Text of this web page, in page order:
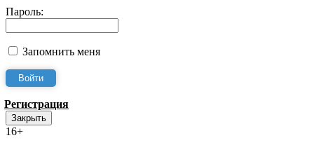
Пароль:
Запомнить меня
Регистрация
Закрыть
16+